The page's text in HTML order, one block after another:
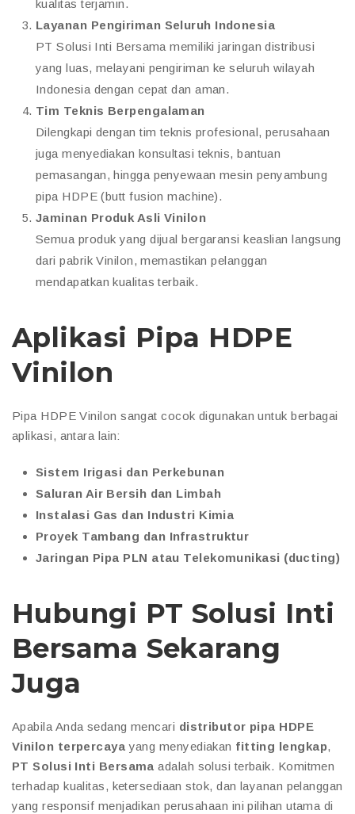
kualitas terjamin.
Layanan Pengiriman Seluruh Indonesia
PT Solusi Inti Bersama memiliki jaringan distribusi
yang luas, melayani pengiriman ke seluruh wilayah
Indonesia dengan cepat dan aman.
Tim Teknis Berpengalaman
Dilengkapi dengan tim teknis profesional, perusahaan
juga menyediakan konsultasi teknis, bantuan
pemasangan, hingga penyewaan mesin penyambung
pipa HDPE (butt fusion machine).
Jaminan Produk Asli Vinilon
Semua produk yang dijual bergaransi keaslian langsung
dari pabrik Vinilon, memastikan pelanggan
mendapatkan kualitas terbaik.
Aplikasi Pipa HDPE
Vinilon
Pipa HDPE Vinilon sangat cocok digunakan untuk berbagai
aplikasi, antara lain:
Sistem Irigasi dan Perkebunan
Saluran Air Bersih dan Limbah
Instalasi Gas dan Industri Kimia
Proyek Tambang dan Infrastruktur
Jaringan Pipa PLN atau Telekomunikasi (ducting)
Hubungi PT Solusi Inti
Bersama Sekarang
Juga
Apabila Anda sedang mencari distributor pipa HDPE
Vinilon terpercaya yang menyediakan fitting lengkap,
PT Solusi Inti Bersama adalah solusi terbaik. Komitmen
terhadap kualitas, ketersediaan stok, dan layanan pelanggan
yang responsif menjadikan perusahaan ini pilihan utama di